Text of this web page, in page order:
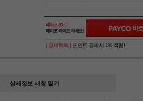
[ 결제혜택 ] 포인트 결제시 1% 적립!
상세정보 새창 열기